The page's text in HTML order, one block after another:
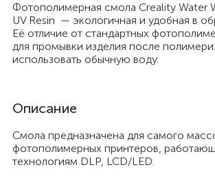
Фотополимерная смола Creality Water
UV Resin — экологичная и удобная в
Её отличие от стандартных
для промывки изделия после
использовать обычную воду.
Описание
Смола предназначена для самого
фотополимерных принтеров,
технологиям DLP, LCD/LED.